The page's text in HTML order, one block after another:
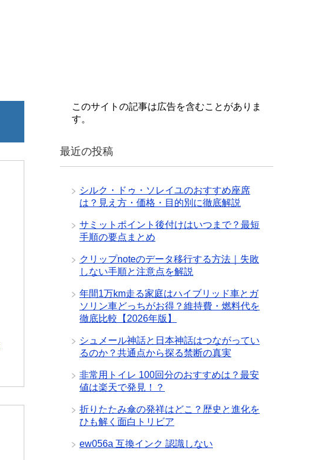
このサイトの記事は広告を含むことがありま
す。
最近の投稿
シルク・ドゥ・ソレイユのおすすめ座席
は？見え方・価格・目的別に徹底解説
サミットポイント後付けはいつまで？最短
手順の要点まとめ
クリップnoteのデータ移行する方法｜失敗
しない手順と注意点を解説
年間1万km走る家庭はハイブリッド車とガ
ソリン車どっちがお得？維持費・燃料代を
徹底比較【2026年版】
シュメール神話と日本神話はつながってい
るのか？共通点から探る禁断の真実
非常用トイレ 100回分のおすすめは？最安
値は楽天で発見！？
折りたたみ傘の発祥はどこ？歴史と進化を
ひも解く面白トリビア
ew056a 互換インク 認識しない